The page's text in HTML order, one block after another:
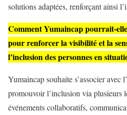
solutions adaptées, renforçant ainsi
Comment Yumaincap pourrait-
pour renforcer la visibilité et la
l’inclusion des personnes en
Yumaincap souhaite s’associer avec
promouvoir l’inclusion via plusieurs
événements collaboratifs,